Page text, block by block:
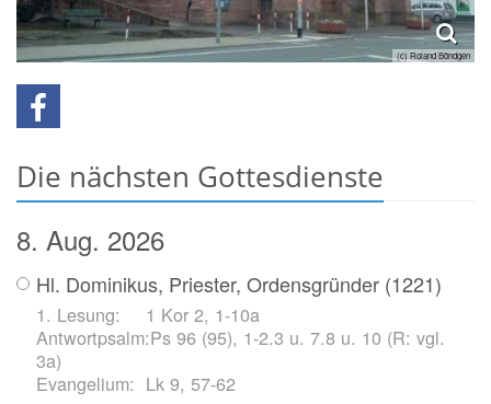
(c) Roland Böndgen
Die nächsten Gottesdienste
8. Aug. 2026
Hl. Dominikus, Priester, Ordensgründer (1221)
1 Kor 2, 1-10a
Ps 96 (95), 1-2.3 u. 7.8 u. 10 (R: vgl.
3a)
Lk 9, 57-62